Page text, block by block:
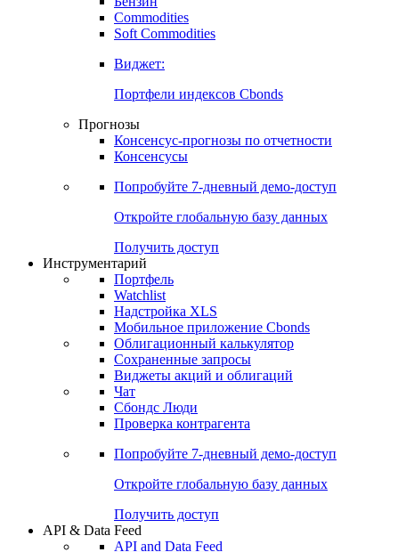
Commodities
Золото
Нефть
Бензин
Commodities
Soft Commodities
Виджет:
Портфели индексов Cbonds
Прогнозы
Консенсус-прогнозы по отчетности
Консенсусы
Попробуйте7-дневный
Откройте глобальную базу данных
Получить доступ
Инструментарий
Портфель
Watchlist
Надстройка XLS
Мобильное приложение Cbonds
Облигационный калькулятор
Сохраненные запросы
Виджеты акций и облигаций
Чат
Сбондс Люди
Проверка контрагента
Попробуйте7-дневный
Откройте глобальную базу данных